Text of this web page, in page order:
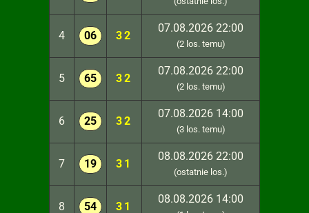
4 06 32
07.08.2026 22:00
(2 los. temu)
5 65 32
07.08.2026 22:00
(2 los. temu)
6 25 32
07.08.2026 14:00
(3 los. temu)
7 19 31
08.08.2026 22:00
(ostatnie los.)
8 54 31
08.08.2026 14:00